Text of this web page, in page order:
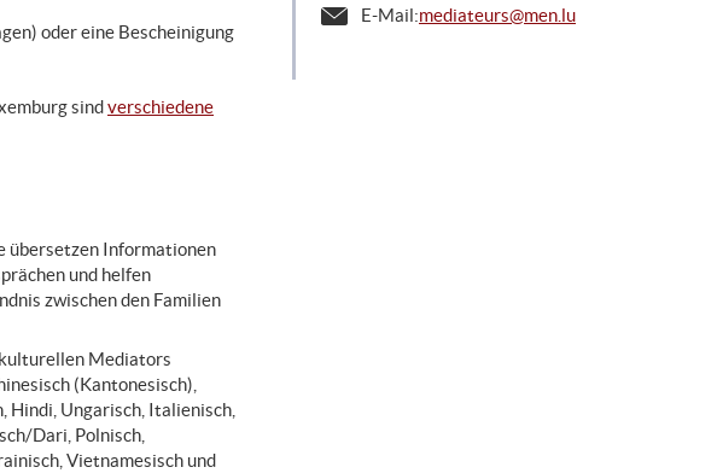
oder eine Bescheinigung
sindverschiedene
übersetzen Informationen
und helfen
zwischen den Familien
Mediators
(Kantonesisch),
Hindi, Ungarisch, Italienisch,
Dari, Polnisch,
Vietnamesisch und
E-Mail:mediateurs@men.lu